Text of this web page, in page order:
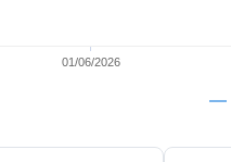
01/06/2026